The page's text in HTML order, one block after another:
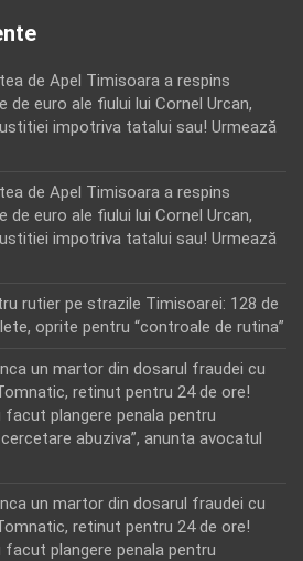
de Apel Timisoara a respins
de euro ale fiului lui Cornel Urcan,
impotriva tatalui sau! Urmează
de Apel Timisoara a respins
de euro ale fiului lui Cornel Urcan,
impotriva tatalui sau! Urmează
rutier pe strazile Timisoarei: 128 de
oprite pentru “controale de rutina”
un martor din dosarul fraudei cu
retinut pentru 24 de ore!
plangere penala pentru
abuziva”, anunta avocatul
un martor din dosarul fraudei cu
retinut pentru 24 de ore!
plangere penala pentru